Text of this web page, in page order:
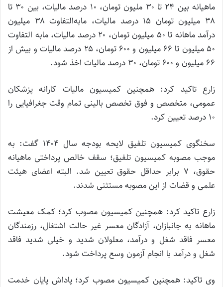
ماهیانه بین ۲۴ تا ۳۰ ملیون تومان، ۱۰ درصد مالیات، بین ۳۰ تا
۳۸ میلیون تومان ۱۵ درصد مالیات، مابه‌التفاوت ۳۸ میلیون
درآمد ماهانه تا ۵۰ میلیون تومان، ۲۰ درصد مالیات، مابه التفاوت
۵۰ میلیون تا ۶۶ میلیون و ۶۰۰ تومان، ۲۵ درصد مالیات و بیش از
۶۶ میلیون و ۶۰۰ تومان، ۳۰ درصد مالیات اخذ شود.
زارع تاکید کرد: همچنین کمیسیون مالیات کارانه پزشکان
عمومی، متخصص و فوق تخصص بالینی تمام وقت جغرافیایی را
۱۰ درصد تعیین کرد.
سخنگوی کمیسیون تلفیق لایحه بودجه سال ۱۴۰۴ گفت: به
موجب مصوبه کمیسیون تلفیق؛ سقف خالص پرداختی ماهیانه
حقوق، ۷ برابر حداقل حقوق تعیین شد. البته اعضای هیئت
علمی و قضات از این مصوبه مستثنی شدند.
زارع تاکید کرد: همچنین کمیسیون مصوب کرد؛ کمک معیشت
ماهانه به جانبازان، آزادگان معسر غیر حالت اشتغال، رزمندگان
معسر فاقد شغل و درآمد، معلولان شدید و خیلی شدید فاقد
شغل و درآمد با انجام آزمون وسع پرداخت شود.
وی تاکید: همچنین کمیسیون مصوب کرد؛ پاداش پایان خدمت